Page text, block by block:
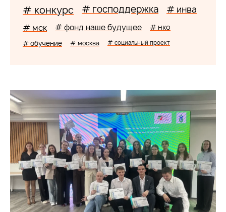
# конкурс # господдержка # инва
# мск # фонд наше будущее # нко
# обучение # москва # социальный проект